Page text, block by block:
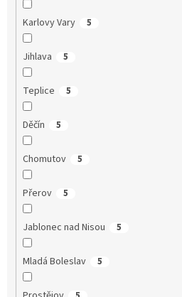
Karlovy Vary 5
Jihlava 5
Teplice 5
Děčín 5
Chomutov 5
Přerov 5
Jablonec nad Nisou 5
Mladá Boleslav 5